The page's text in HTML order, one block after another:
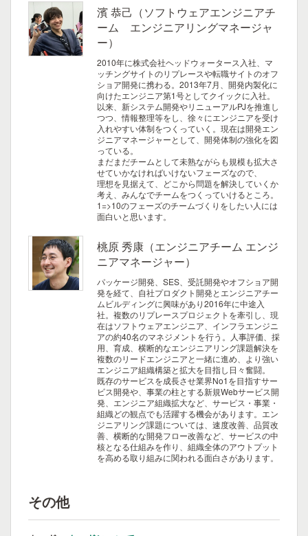
濱 恭己（ソフトウェアエンジニアチ
ーム エンジニアリングマネージャ
ー）
2010年に株式会社ヘッドウォータース入社、マ
ッチングサイトのリプレースや転職サイトのオフ
ショア開発に携わる。2013年7月、開発内製化に
向けたエンジニア第1号としてクイックに入社。
以来、新システム開発やリニューアルPJを推進し
つつ、情報整理等をし、徐々にエンジニアを受け
入れやすい体制をつくっていく。現在は開発エン
ジニアマネージャーとして、開発体制の強化を図
っている。
まだまだチームとして未熟ながらも規模も拡大さ
せていかなければいけないフェーズなので、
理想を見据えて、どこから問題を解決していくか
考え、みんなでチームをつくっていけるところ。
1=>10のフェーズのチームづくりをしたい人には
面白いと思います。
桃原 秀康（エンジニアチーム エンジ
ニアマネージャー）
パッケージ開発、SES、受託開発やオフショア開
発を経て、自社プロダクト開発とエンジニアチー
ムビルディングに興味があり2016年に中途入
社。複数のリプレースプロジェクトを牽引し、現
在はソフトウェアエンジニア、インフラエンジニ
アの約40名のマネジメントを行う。人事評価、採
用、育成、横断的なエンジニアリング課題解決を
複数のリードエンジニアと一緒に進め、より強い
エンジニア組織構築と拡大を目指し日々奮闘。
既存のサービスを成長させ業界No1を目指すサー
ビス開発や、事業の柱とする新規Webサービス開
発、エンジニア組織拡大など、サービス・事業・
組織どの観点でも活躍する機会があります。エン
ジニアリング課題については、速度改善、品質改
善、横断的な開発フロー改善など、サービスの中
核となる仕組みを作り、組織全体のアウトプット
を高める取り組みに関われる面白さがあります。
その他